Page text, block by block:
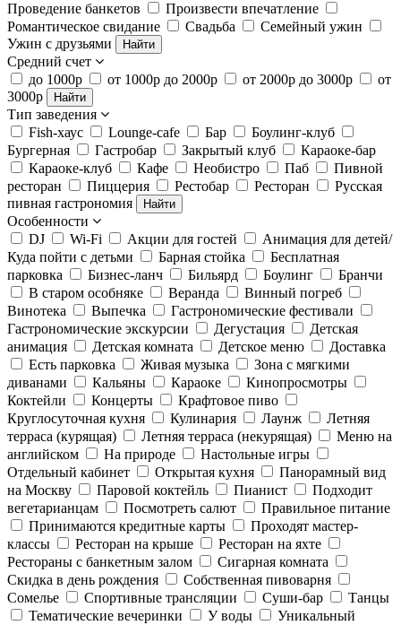
Проведение банкетов
Произвести впечатление
Романтическое свидание
Свадьба
Семейный ужин
Ужин с друзьями
Найти
Средний счет
до 1000р
от 1000р до 2000р от 2000р до 3000р
от
3000р
Найти
Тип заведения
Fish-хаус
Lounge-cafe Бар
Боулинг-клуб
Бургерная
Гастробар Закрытый клуб
Караоке-бар
Караоке-клуб
Кафе Необистро Паб
Пивной
ресторан
Пиццерия Рестобар Ресторан
Русская
пивная гастрономия
Найти
Особенности
DJ
Wi-Fi Акции для гостей
Анимация для детей/
Куда пойти с детьми
Барная стойка
Бесплатная
парковка
Бизнес-ланч Бильярд Боулинг
Бранчи
В старом особняке
Веранда
Винный погреб
Винотека
Выпечка
Гастрономические фестивали
Гастрономические экскурсии
Дегустация
Детская
анимация
Детская комната Детское меню
Доставка
Есть парковка
Живая музыка
Зона с мягкими
диванами
Кальяны Караоке
Кинопросмотры
Коктейли
Концерты
Крафтовое пиво
Круглосуточная кухня
Кулинария Лаунж
Летняя
терраса (курящая)
Летняя терраса (некурящая)
Меню на
английском
На природе
Настольные игры
Отдельный кабинет
Открытая кухня
Панорамный вид
на Москву
Паровой коктейль Пианист
Подходит
вегетарианцам
Посмотреть салют
Правильное питание
Принимаются кредитные карты
Проходят мастер-
классы
Ресторан на крыше
Ресторан на яхте
Рестораны с банкетным залом
Сигарная комната
Скидка в день рождения
Собственная пивоварня
Сомелье
Спортивные трансляции Суши-бар
Танцы
Тематические вечеринки
У воды
Уникальный